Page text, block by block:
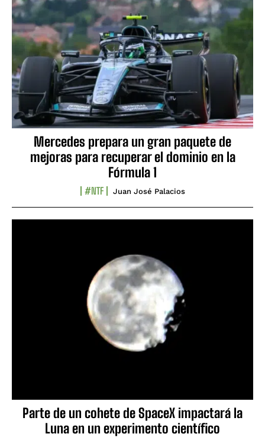
Mercedes prepara un gran paquete de
mejoras para recuperar el dominio en la
Fórmula 1
#NTF Juan José Palacios
Parte de un cohete de SpaceX impactará la
Luna en un experimento científico